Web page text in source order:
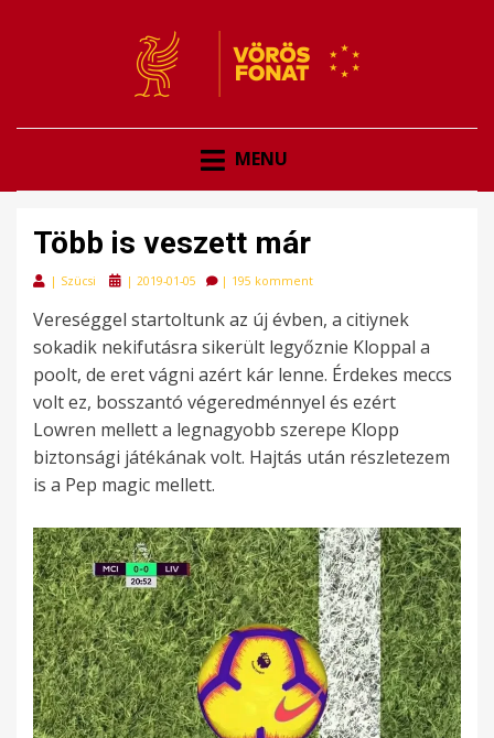
VÖRÖS FONAT
MENU
Több is veszett már
| Szücsi
Posted
| 2019-01-05 | 195 komment
Vereséggel startoltunk az új évben, a citiynek
sokadik nekifutásra sikerült legyőznie Kloppal a
poolt, de eret vágni azért kár lenne. Érdekes meccs
volt ez, bosszantó végeredménnyel és ezért
Lowren mellett a legnagyobb szerepe Klopp
biztonsági játékának volt. Hajtás után részletezem
is a Pep magic mellett.